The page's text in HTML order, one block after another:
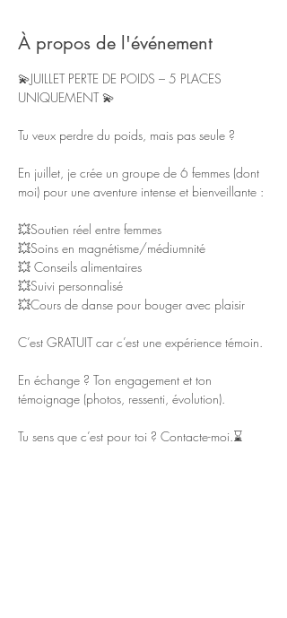
À propos de l'événement
💫JUILLET PERTE DE POIDS – 5 PLACES
UNIQUEMENT 💫
Tu veux perdre du poids, mais pas seule ?
En juillet, je crée un groupe de 6 femmes (dont
moi) pour une aventure intense et bienveillante :
💥Soutien réel entre femmes
💥Soins en magnétisme/médiumnité
💥 Conseils alimentaires
💥Suivi personnalisé
💥Cours de danse pour bouger avec plaisir
C’est GRATUIT car c’est une expérience témoin.
En échange ? Ton engagement et ton
témoignage (photos, ressenti, évolution).
Tu sens que c’est pour toi ? Contacte-moi.⌛️